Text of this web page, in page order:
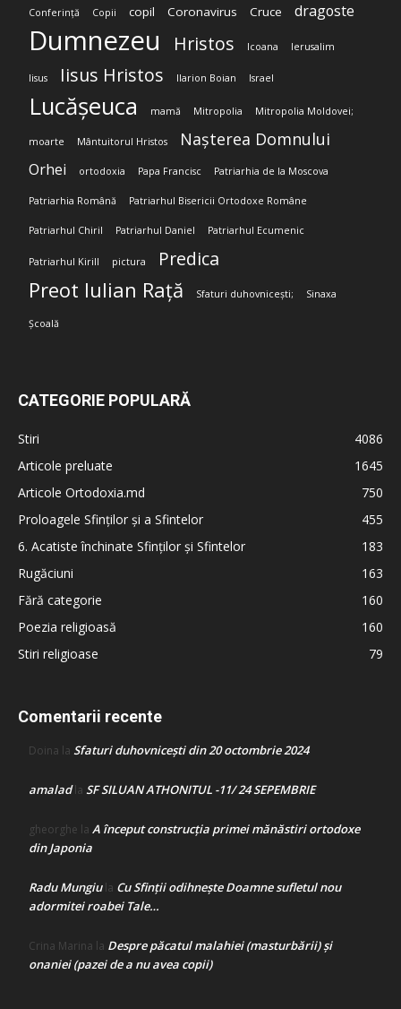
Conferință Copii copil Coronavirus Cruce dragoste
Dumnezeu Hristos Icoana Ierusalim
Iisus Iisus Hristos Ilarion Boian Israel
Lucășeuca mamă Mitropolia Mitropolia Moldovei;
moarte Mântuitorul Hristos Nașterea Domnului
Orhei ortodoxia Papa Francisc Patriarhia de la Moscova
Patriarhia Română Patriarhul Bisericii Ortodoxe Române
Patriarhul Chiril Patriarhul Daniel Patriarhul Ecumenic
Patriarhul Kirill pictura Predica
Preot Iulian Rață Sfaturi duhovnicești; Sinaxa
Școală
CATEGORIE POPULARĂ
Stiri
4086
Articole preluate
1645
Articole Ortodoxia.md
750
Proloagele Sfinților și a Sfintelor
455
6. Acatiste închinate Sfinților și Sfintelor
183
Rugăciuni
163
Fără categorie
160
Poezia religioasă
160
Stiri religioase
79
Comentarii recente
Doina la Sfaturi duhovnicești din 20 octombrie 2024
amaladla SF SILUAN ATHONITUL -11/ 24 SEPEMBRIE
gheorghe la A început construcţia primei mănăstiri ortodoxe
din Japonia
Radu Mungiula Cu Sfinții odihnește Doamne sufletul nou
adormitei roabei Tale…
Crina Marina la Despre păcatul malahiei (masturbării) şi
onaniei (pazei de a nu avea copii)